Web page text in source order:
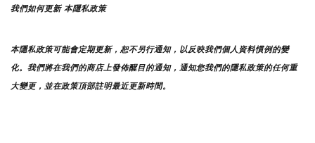
我們如何更新 本隱私政策
本隱私政策可能會定期更新，恕不另行通知，以反映我們個人資料慣例的變
化。我們將在我們的商店上發佈醒目的通知，通知您我們的隱私政策的任何重
大變更，並在政策頂部註明最近更新時間。